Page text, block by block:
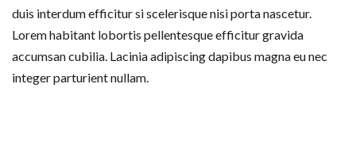
duis interdum efficitur si scelerisque nisi porta nascetur.
Lorem habitant lobortis pellentesque efficitur gravida
accumsan cubilia. Lacinia adipiscing dapibus magna eu nec
integer parturient nullam.